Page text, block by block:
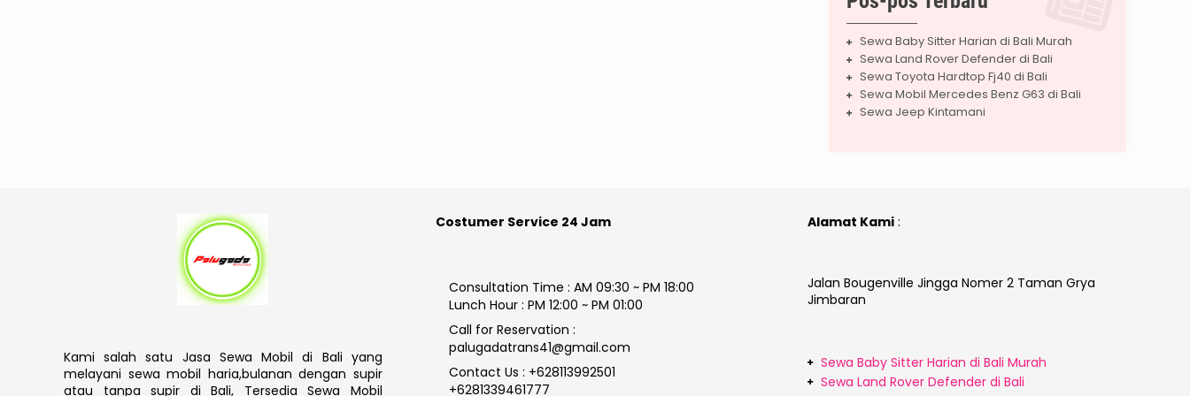
Sewa Baby Sitter Harian di Bali Murah
Sewa Land Rover Defender di Bali
Sewa Toyota Hardtop Fj40 di Bali
Sewa Mobil Mercedes Benz G63 di Bali
Sewa Jeep Kintamani
Kami salah satu Jasa Sewa Mobil di Bali yang
melayani sewa mobil haria,bulanan dengan supir
atau tanpa supir di Bali, Tersedia Sewa Mobil
Costumer Service 24 Jam
Consultation Time : AM 09:30 ~ PM 18:00
Lunch Hour : PM 12:00 ~ PM 01:00
Call for Reservation :
palugadatrans41@gmail.com
Contact Us : +628113992501
+6281339461777
Alamat Kami:
Jalan Bougenville Jingga Nomer 2 Taman Grya
Jimbaran
Sewa Baby Sitter Harian di Bali Murah
Sewa Land Rover Defender di Bali